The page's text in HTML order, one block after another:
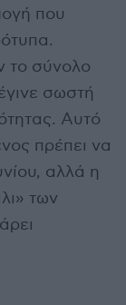
που
το σύνολο
σωστή
Αυτό
πρέπει να
αλλά η
των